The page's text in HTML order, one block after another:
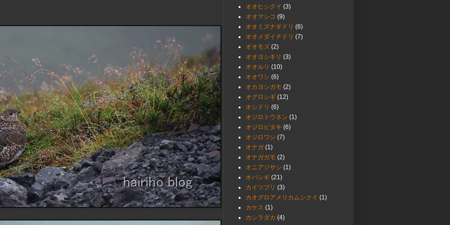
オオヒシクイ (3)
オオマシコ (9)
オオミズナギドリ (6)
オオメダイチドリ (7)
オオモズ (2)
オオヨシキリ (3)
オオルリ (10)
オオワシ (6)
オカヨシガモ (2)
オグロシギ (12)
オシドリ (6)
オジロトウネン (1)
オジロビタキ (6)
オジロワシ (7)
オナガ (1)
オナガガモ (2)
オニアジサシ (1)
オバシギ (21)
カイツブリ (3)
カオグロアメリカムシクイ (1)
カケス (1)
カシラダカ (4)